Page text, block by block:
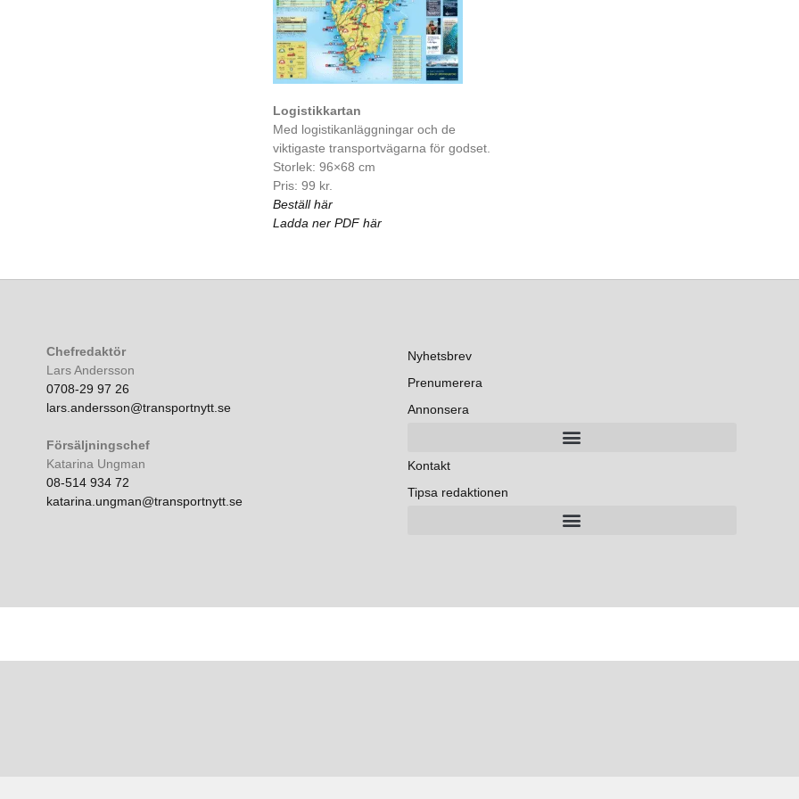
Logistikkartan
Med logistikanläggningar och de
viktigaste transportvägarna för godset.
Storlek: 96×68 cm
Pris: 99 kr.
Beställ här
Ladda ner PDF här
Chefredaktör
Lars Andersson
0708-29 97 26
lars.andersson@transportnytt.se
Försäljningschef
Katarina Ungman
08-514 934 72
katarina.ungman@transportnytt.se
Nyhetsbrev
Prenumerera
Annonsera
Kontakt
Tipsa redaktionen